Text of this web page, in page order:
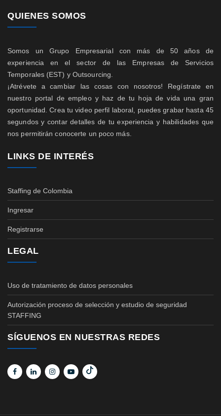
QUIENES SOMOS
Somos un Grupo Empresarial con más de 50 años de
experiencia en el sector de las Empresas de Servicios
Temporales (EST) y Outsourcing.
¡Atrévete a cambiar las cosas con nosotros! Regístrate en
nuestro portal de empleo y haz de tu hoja de vida una gran
oportunidad. Crea tu video perfil laboral, puedes grabar hasta 45
segundos y contar detalles de tu experiencia y habilidades que
nos permitirán conocerte un poco más.
LINKS DE INTERÉS
Staffing de Colombia
Ingresar
Registrarse
LEGAL
Uso de tratamiento de datos personales
Autorización proceso de selección y estudio de seguridad
STAFFING
SÍGUENOS EN NUESTRAS REDES